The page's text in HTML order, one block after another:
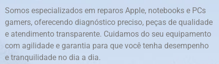
Somos especializados em reparos Apple, notebooks e PCs
gamers, oferecendo diagnóstico preciso, peças de qualidade
e atendimento transparente. Cuidamos do seu equipamento
com agilidade e garantia para que você tenha desempenho
e tranquilidade no dia a dia.